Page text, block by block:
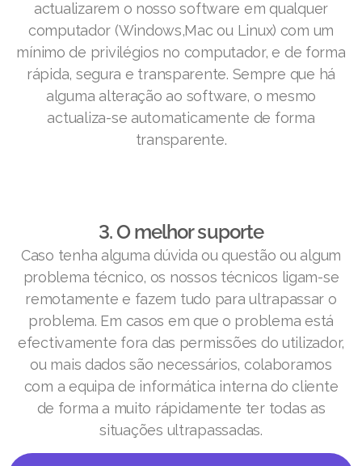
actualizarem o nosso software em qualquer
computador (Windows,Mac ou Linux) com um
mínimo de privilégios no computador, e de forma
rápida, segura e transparente. Sempre que há
alguma alteração ao software, o mesmo
actualiza-se automaticamente de forma
transparente.
3. O melhor suporte
Caso tenha alguma dúvida ou questão ou algum
problema técnico, os nossos técnicos ligam-se
remotamente e fazem tudo para ultrapassar o
problema. Em casos em que o problema está
efectivamente fora das permissões do utilizador,
ou mais dados são necessários, colaboramos
com a equipa de informática interna do cliente
de forma a muito rápidamente ter todas as
situações ultrapassadas.